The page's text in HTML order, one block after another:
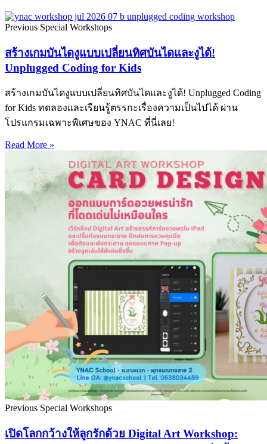
Previous Special Workshops
สร้างเกมบันไดงูแบบเปลี่ยนทิศบันไดและงูได้!
Unplugged Coding for Kids
สร้างเกมบันไดงูแบบเปลี่ยนทิศบันไดและงูได้! Unplugged Coding
for Kids ทดลองและเรียนรู้ตรรกะเรื่องความเป็นไปได้ ผ่าน
โปรแกรมเฉพาะพิเศษของ YNAC ที่นี่เลย!
Read More »
Previous Special Workshops
เปิดโลกกว้างให้ลูกรักด้วย Digital Art Workshop: